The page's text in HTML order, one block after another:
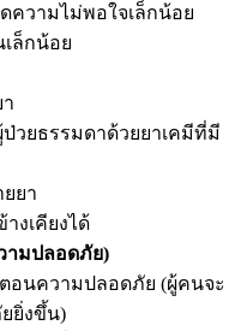
ความไม่พอใจเล็กน้อย
ล็กน้อย
วยธรรมดาด้วยยาเคมีที่มี
ยยา
งเคียงได้
ามปลอดภัย)
อนความปลอดภัย (ผู้คนจะ
ยิ่งขึ้น)